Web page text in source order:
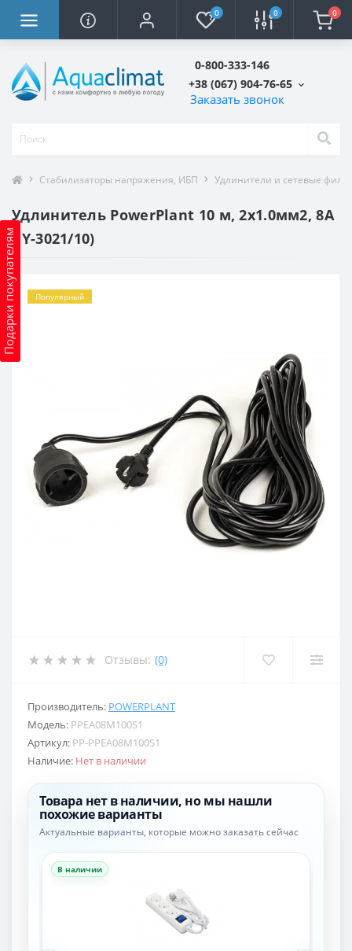
0 0 0
0-800-333-146
+38 (067) 904-76-65
Заказать звонок
Подарки покупателям
Стабилизаторы напряжения, ИБП Удлинители и сетевые
Удлинитель PowerPlant 10 м, 2x1.0мм2, 8А
(JY-3021/10)
Популярный
Отзывы: (0)
Производитель: POWERPLANT
Модель: PPEA08M100S1
Артикул: PP-PPEA08M100S1
Наличие: Нет в наличии
Товара нет в наличии, но мы нашли
похожие варианты
Актуальные варианты, которые можно заказать сейчас
В наличии